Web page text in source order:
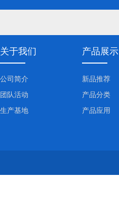
关于我们
公司简介
团队活动
生产基地
产品展示
新品推荐
产品分类
产品应用